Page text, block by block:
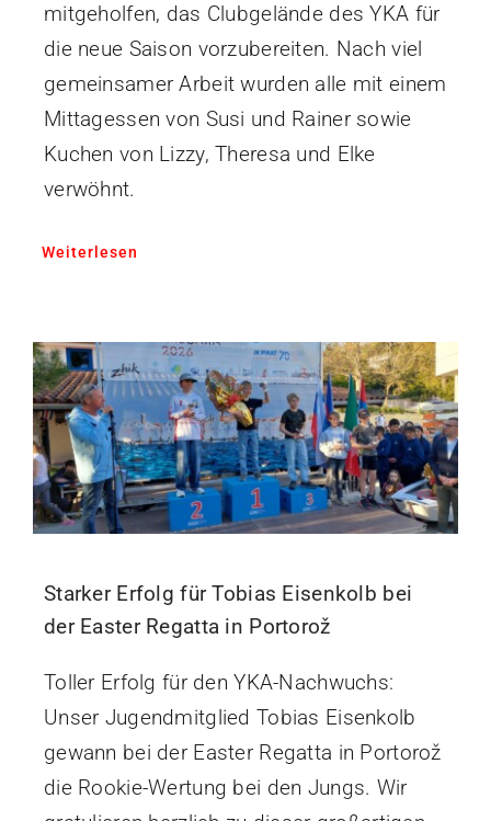
mitgeholfen, das Clubgelände des YKA für
die neue Saison vorzubereiten. Nach viel
gemeinsamer Arbeit wurden alle mit einem
Mittagessen von Susi und Rainer sowie
Kuchen von Lizzy, Theresa und Elke
verwöhnt.
Weiterlesen
Starker Erfolg für Tobias Eisenkolb bei
der Easter Regatta in Portorož
Toller Erfolg für den YKA-Nachwuchs:
Unser Jugendmitglied Tobias Eisenkolb
gewann bei der Easter Regatta in Portorož
die Rookie-Wertung bei den Jungs. Wir